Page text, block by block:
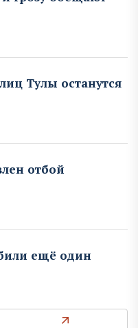
Тулы останутся
отбой
ещё один